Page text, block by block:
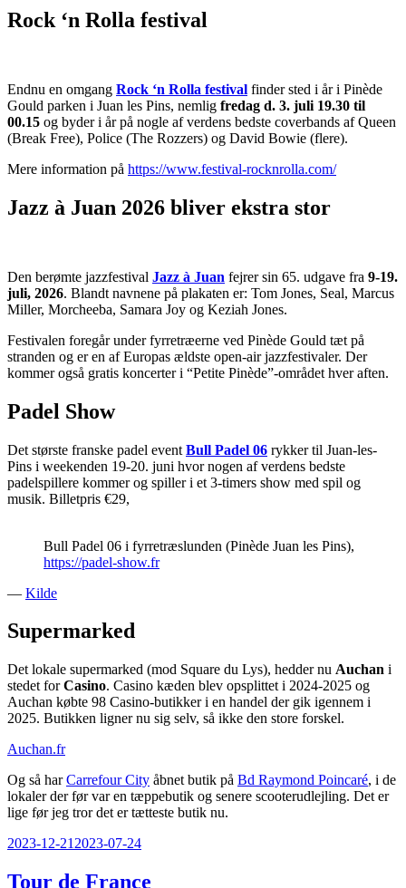
Rock ‘n Rolla festival
Endnu en omgang Rock ‘n Rolla festival finder sted i år i Pinède
Gould parken i Juan les Pins, nemlig fredag d. 3. juli 19.30 til
00.15 og byder i år på nogle af verdens bedste coverbands af Queen
(Break Free), Police (The Rozzers) og David Bowie (flere).
Mere information på https://www.festival-rocknrolla.com/
Jazz à Juan 2026 bliver ekstra stor
Den berømte jazzfestival Jazz à Juan fejrer sin 65. udgave fra 9-19.
juli, 2026. Blandt navnene på plakaten er: Tom Jones, Seal, Marcus
Miller, Morcheeba, Samara Joy og Keziah Jones.
Festivalen foregår under fyrretræerne ved Pinède Gould tæt på
stranden og er en af Europas ældste open-air jazzfestivaler. Der
kommer også gratis koncerter i “Petite Pinède”-området hver aften.
Padel Show
Det største franske padel event Bull Padel 06 rykker til Juan-les-
Pins i weekenden 19-20. juni hvor nogen af verdens bedste
padelspillere kommer og spiller i et 3-timers show med spil og
musik. Billetpris €29,
Bull Padel 06 i fyrretræslunden (Pinède Juan les Pins),
https://padel-show.fr
— Kilde
Supermarked
Det lokale supermarked (mod Square du Lys), hedder nu Auchan i
stedet forCasino. Casino kæden blev opsplittet i 2024-2025 og
Auchan købte 98 Casino-butikker i en handel der gik igennem i
2025. Butikken ligner nu sig selv, så ikke den store forskel.
Auchan.fr
Og så harCarrefour City åbnet butik på Bd Raymond Poincaré, i de
lokaler der før var en tæppebutik og senere scooterudlejling. Det er
lige før jeg tror det er tætteste butik nu.
Udgivet
2023-12-21 2023-07-24
Tour de France